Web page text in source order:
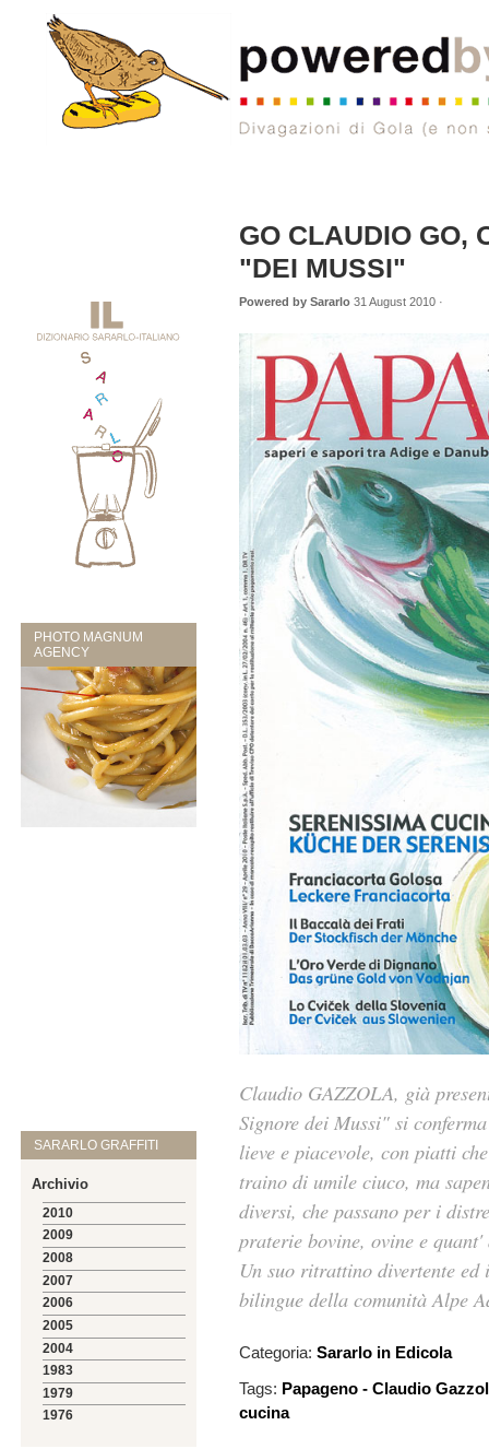
PHOTO MAGNUM
AGENCY
SARARLO GRAFFITI
Archivio
2010
2009
2008
2007
2006
2005
2004
1983
1979
1976
GO CLAUDIO GO,
"DEI MUSSI"
Powered by Sararlo 31 August 2010 ·
Claudio GAZZOLA, già
Signore dei Mussi" si
lieve e piacevole, con piatti
traino di umile ciuco, ma
diversi, che passano per i
praterie bovine, ovine e
Un suo ritrattino divertente
bilingue della comunità Alpe
Categoria:Sararlo in Edicola
Tags: Papageno - Claudio
cucina